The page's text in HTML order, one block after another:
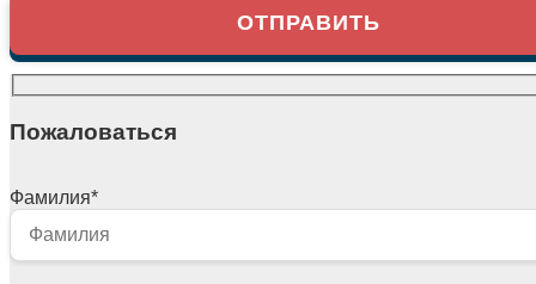
Пожаловаться
Фамилия*